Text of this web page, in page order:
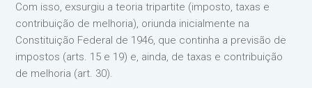
Com isso, exsurgiu a teoria tripartite (imposto, taxas e
contribuição de melhoria), oriunda inicialmente na
Constituição Federal de 1946, que continha a previsão de
impostos (arts. 15 e 19) e, ainda, de taxas e contribuição
de melhoria (art. 30).